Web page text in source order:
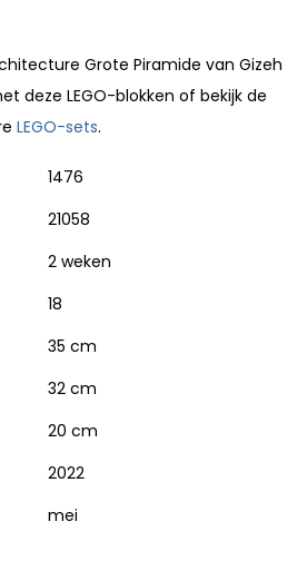
Grote Piramide van Gizeh
deze LEGO-blokken of bekijk de
LEGO-sets.
1476
21058
2 weken
18
35 cm
32 cm
20 cm
2022
mei